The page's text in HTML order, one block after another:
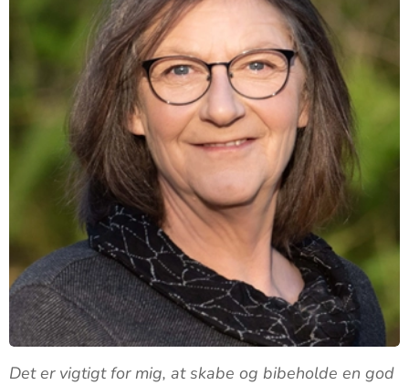
Det er vigtigt for mig, at skabe og bibeholde en god